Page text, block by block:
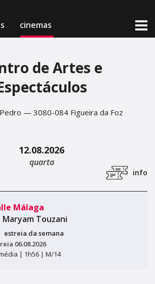
cinemas
Auditório Municipal
Espectáculos
Auditório Municipal
Espectáculos
de Artes e
— 3080-084 Figueira da Foz
12.08.2026
quarta
info
Málaga
Maryam Touzani
estreia da semana
06.08.2026
| 1h56 | M/14